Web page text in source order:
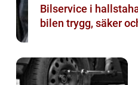
Bilservice i hallstahammar
bilen trygg, säker